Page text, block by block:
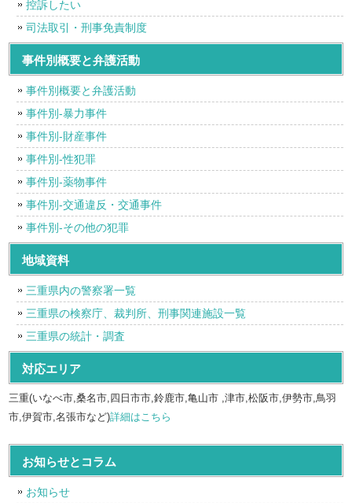
控訴したい
司法取引・刑事免責制度
事件別概要と弁護活動
事件別概要と弁護活動
事件別-暴力事件
事件別-財産事件
事件別-性犯罪
事件別-薬物事件
事件別-交通違反・交通事件
事件別-その他の犯罪
地域資料
三重県内の警察署一覧
三重県の検察庁、裁判所、刑事関連施設一覧
三重県の統計・調査
対応エリア
三重(いなべ市,桑名市,四日市市,鈴鹿市,亀山市 ,津市,松阪市,伊勢市,鳥羽
市,伊賀市,名張市など)詳細はこちら
お知らせとコラム
お知らせ